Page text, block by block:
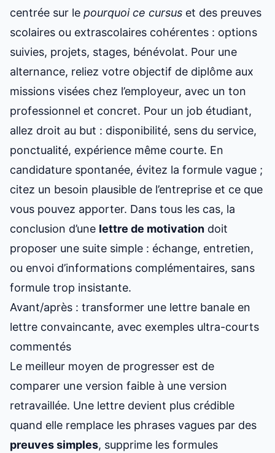
centrée sur le pourquoi ce cursus et des preuves
scolaires ou extrascolaires cohérentes : options
suivies, projets, stages, bénévolat. Pour une
alternance, reliez votre objectif de diplôme aux
missions visées chez l’employeur, avec un ton
professionnel et concret. Pour un job étudiant,
allez droit au but : disponibilité, sens du service,
ponctualité, expérience même courte. En
candidature spontanée, évitez la formule vague ;
citez un besoin plausible de l’entreprise et ce que
vous pouvez apporter. Dans tous les cas, la
conclusion d’une lettre de motivation doit
proposer une suite simple : échange, entretien,
ou envoi d’informations complémentaires, sans
formule trop insistante.
Avant/après : transformer une lettre banale en
lettre convaincante, avec exemples ultra-courts
commentés
Le meilleur moyen de progresser est de
comparer une version faible à une version
retravaillée. Une lettre devient plus crédible
quand elle remplace les phrases vagues par des
preuves simples, supprime les formules